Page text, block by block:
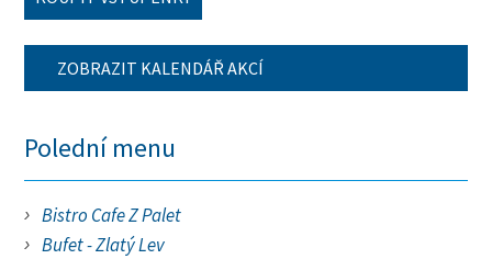
ZOBRAZIT KALENDÁŘ AKCÍ
Polední menu
Bistro Cafe Z Palet
Bufet - Zlatý Lev